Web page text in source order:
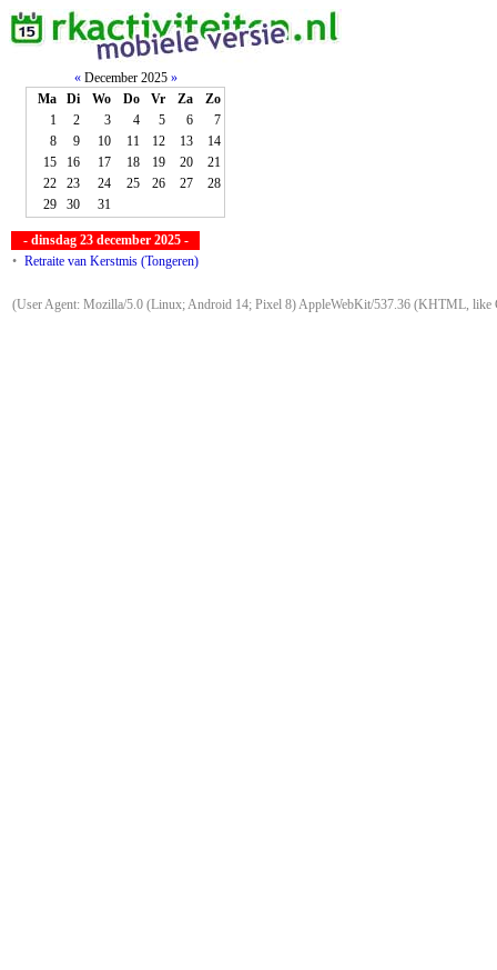
«December 2025 »
Ma
Di Wo Do Vr Za
Zo
1
2 3 4 5 6
7
8
9 10 11 12 13
14
15
16 17 18 19 20
21
22
23 24 25 26 27
28
29
30 31
- dinsdag 23 december 2025 -
• Retraite van Kerstmis (Tongeren)
(User Agent: Mozilla/5.0 (Linux; Android 14; Pixel 8) AppleWebKit/537.36 (KHTML, like